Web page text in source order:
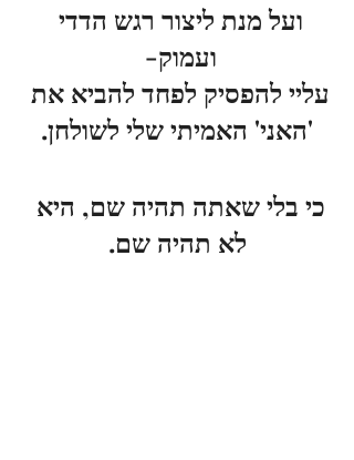
ועל מנת ליצור רגש הדדי
ועמוק-
עליי להפסיק לפחד להביא את
'האני' האמיתי שלי לשולחן.
כי בלי שאתה תהיה שם, היא
לא תהיה שם.